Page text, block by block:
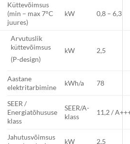
Küttevõimsus
(min – max 7°C
juures)
kW 0,8 – 6,3
Arvutuslik
küttevõimsus
(P-design)
kW 2,5
Aastane
elektritarbimine
kWh/a 78
SEER /
Energiatõhususe
klass
SEER/A-
klass
11,2 /
Jahutusvõimsus
kW 2,5